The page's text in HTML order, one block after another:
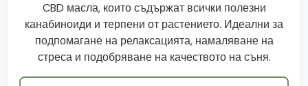
CBD масла, които съдържат всички полезни
канабиноиди и терпени от растението. Идеални за
подпомагане на релаксацията, намаляване на
стреса и подобряване на качеството на съня.